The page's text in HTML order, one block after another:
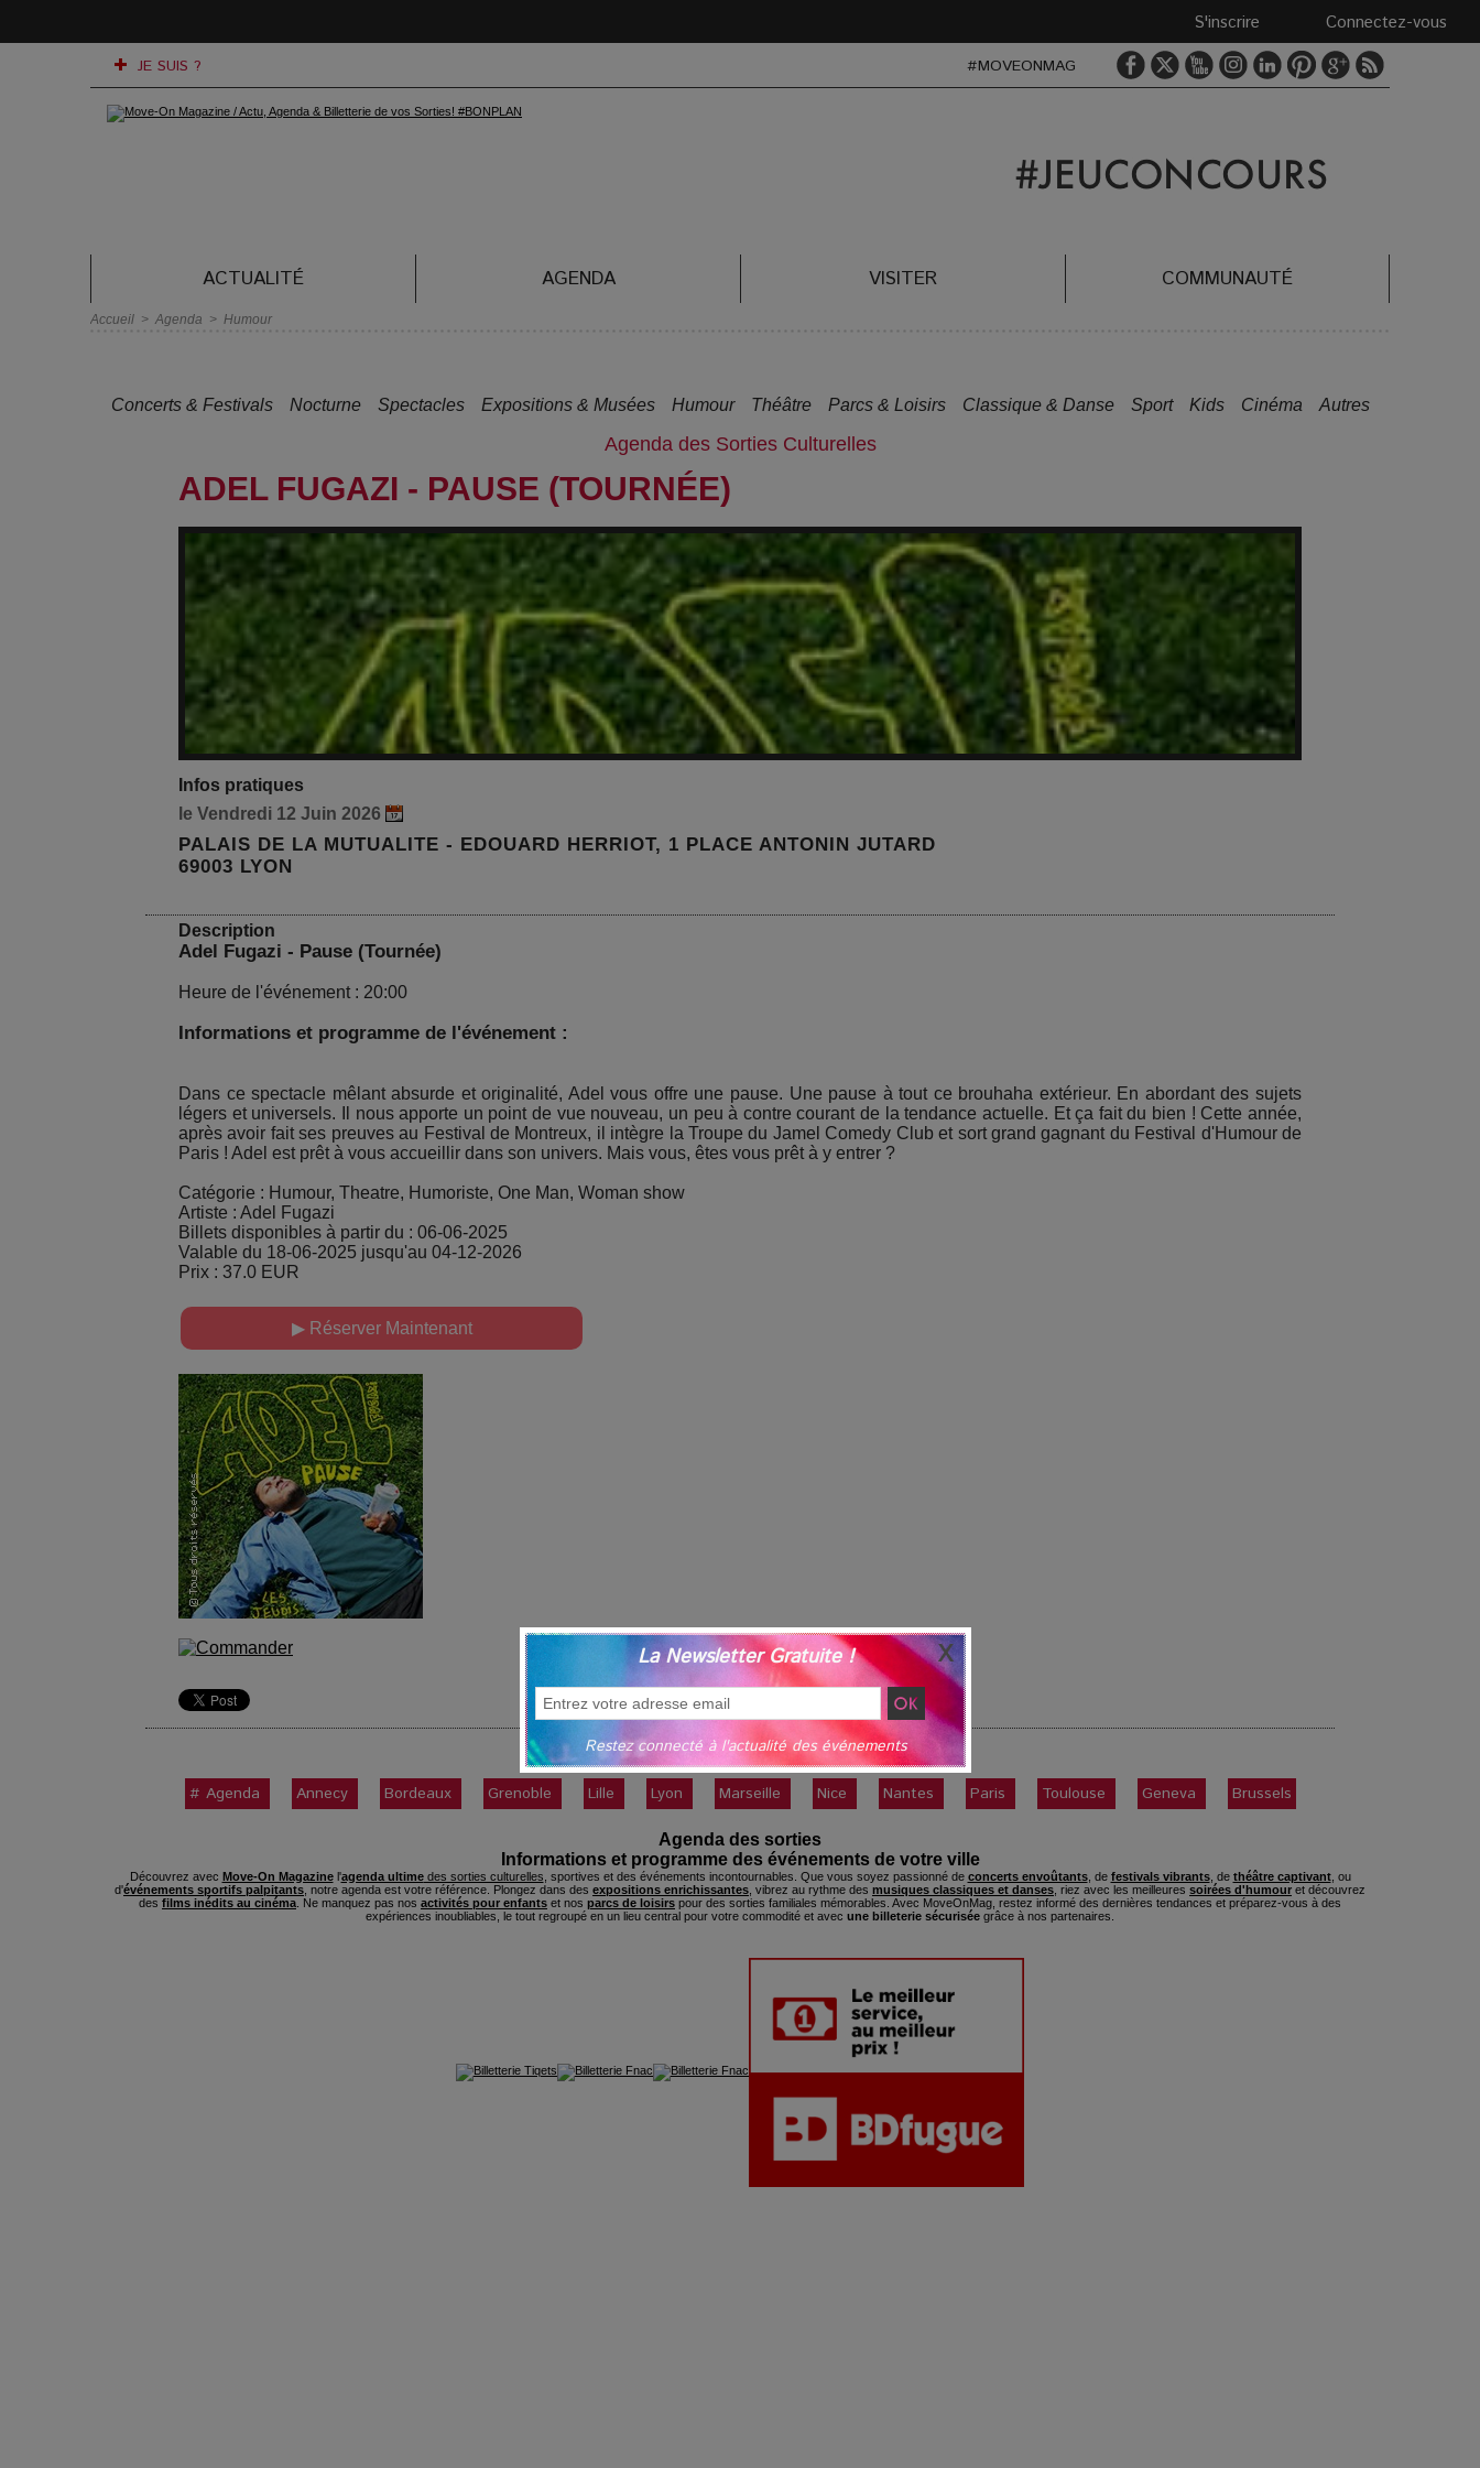
Connectez-vous
S'inscrire
JE SUIS ? #MOVEONMAG
ACTUALITÉ AGENDA VISITER COMMUNAUTÉ
Accueil > Agenda > Humour
Concerts & Festivals Nocturne Spectacles Expositions & Musées Humour Théâtre Parcs & Loisirs Classique & Danse Sport Kids Cinéma Autres
Agenda des Sorties Culturelles
ADEL FUGAZI - PAUSE (TOURNÉE)
Infos pratiques
le Vendredi 12 Juin 2026
PALAIS DE LA MUTUALITE - EDOUARD HERRIOT, 1 PLACE ANTONIN JUTARD
69003 LYON
Description
Adel Fugazi - Pause (Tournée)
Heure de l'événement : 20:00
Informations et programme de l'événement :
Dans ce spectacle mêlant absurde et originalité, Adel vous offre une pause. Une pause à tout ce brouhaha extérieur. En abordant des sujets
légers et universels. Il nous apporte un point de vue nouveau, un peu à contre courant de la tendance actuelle. Et ça fait du bien ! Cette année,
après avoir fait ses preuves au Festival de Montreux, il intègre la Troupe du Jamel Comedy Club et sort grand gagnant du Festival d'Humour de
Paris ! Adel est prêt à vous accueillir dans son univers. Mais vous, êtes vous prêt à y entrer ?
Catégorie : Humour, Theatre, Humoriste, One Man, Woman show
Artiste : Adel Fugazi
Billets disponibles à partir du : 06-06-2025
Valable du 18-06-2025 jusqu'au 04-12-2026
Prix : 37.0 EUR
▶ Réserver Maintenant
Humour|Suivant »
# Agenda Annecy Bordeaux Grenoble Lille Lyon Marseille Nice Nantes Paris Toulouse Geneva Brussels
Agenda des sorties
Informations et programme des événements de votre ville
Découvrez avec Move-On Magazinel'agenda ultimedes sorties culturelles , sportives et des événements incontournables. Que vous soyez passionné de concerts envoûtants, de festivals vibrants, de théâtre captivant, ou
d'événements sportifs palpitants , notre agenda est votre référence. Plongez dans des expositions enrichissantes , vibrez au rythme des musiques classiques et danses , riez avec les meilleures soirées d'humour et découvrez
des films inédits au cinéma . Ne manquez pas nos activités pour enfants et nos parcs de loisirs pour des sorties familiales mémorables. Avec MoveOnMag, restez informé des dernières tendances et préparez-vous à des
expériences inoubliables, le tout regroupé en un lieu central pour votre commodité et avec une billeterie sécurisée grâce à nos partenaires.
La Newsletter Gratuite !
Restez connecté à l'actualité des événements